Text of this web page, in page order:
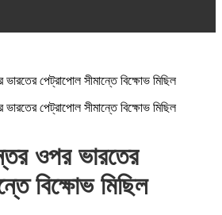
পেট্রাপোল সীমান্তে বিক্ষোভ মিছিল
পেট্রাপোল সীমান্তে বিক্ষোভ মিছিল
ওপর ভারতের
বিক্ষোভ মিছিল